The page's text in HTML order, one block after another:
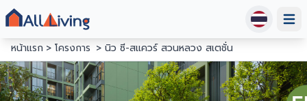
หน้าแรก
โครงการ นิว ซี-สแควร์ สวนหลวง สเตชั่น